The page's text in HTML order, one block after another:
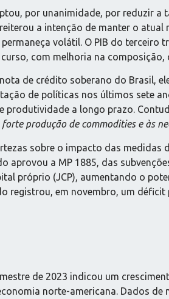
por unanimidade, por reduzir a
a intenção de manter o
volátil. O PIB do
com melhoria na
de crédito soberano do Brasil,
de políticas nos últimos sete
a longo prazo.
produção de commodities e às
sobre o impacto das
a MP 1885, das
próprio (JCP), aumentando o
em novembro, um
de 2023 indicou um
norte-americana. Dados de